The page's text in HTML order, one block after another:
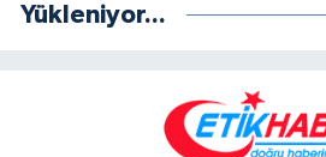
Yükleniyor...